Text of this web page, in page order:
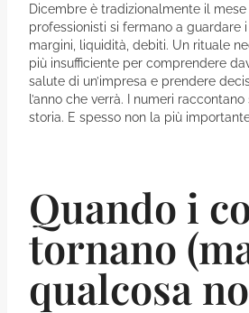
Dicembre è tradizionalmente il
professionisti si fermano a guardare
margini, liquidità, debiti. Un rituale
più insufficiente per comprendere
salute di un’impresa e prendere
l’anno che verrà. I numeri
storia. E spesso non la più
Quando i
tornano
qualcosa